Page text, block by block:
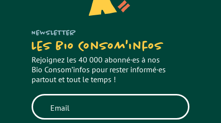
NEWSLETTER
Les Bio Consom'infos
Rejoignez les 40 000 abonné·es à nos
Bio Consom’infos pour rester informé·es
partout et tout le temps !